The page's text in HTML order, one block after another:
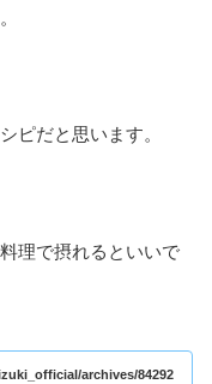
ピだと思います。
理で摂れるといいで
archives/84292